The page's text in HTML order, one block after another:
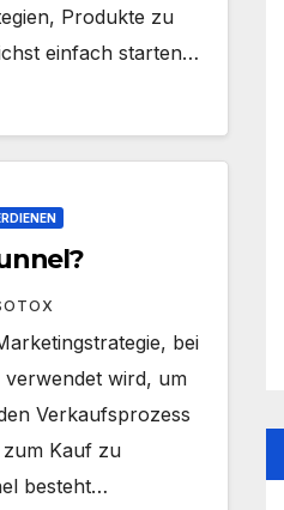
Produkte zu
einfach starten…
bei
verwendet wird, um
Verkaufsprozess
Kauf zu
besteht…